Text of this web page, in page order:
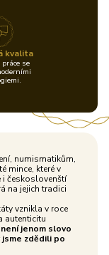
kvalita
se
numismatikům,
mince, které v
i českoslovenští
na jejich tradici
vznikla v roce
autenticitu
jenom slovo
zdědili po